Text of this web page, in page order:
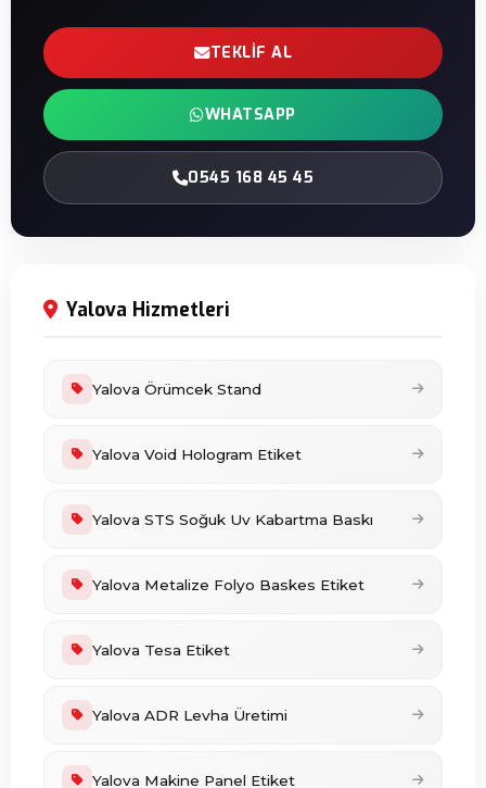
TEKLIF AL
WHATSAPP
0545 168 45 45
Yalova Hizmetleri
Yalova Örümcek Stand
Yalova Void Hologram Etiket
Yalova STS Soğuk Uv Kabartma Baskı
Yalova Metalize Folyo Baskes Etiket
Yalova Tesa Etiket
Yalova ADR Levha Üretimi
Yalova Makine Panel Etiket